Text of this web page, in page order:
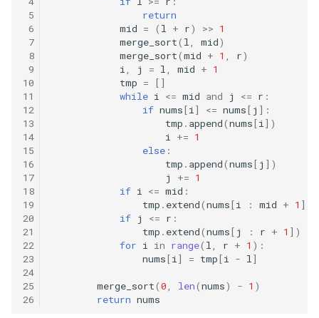
39. 数组中出现次数超过一半
的数字
40. 最小的 k 个数
41. 数据流中的中位数
42. 连续子数组的最大和
43. 1 ～ n 整数中 1 出现的次
44. 数字序列中某一位的数字
45. 把数组排成最小的数
46. 把数字翻译成字符串
37. 小行星碰撞
38. 每日温度
39. 直方图最大矩形面积
40. 矩阵中最大的矩形
41. 滑动窗口的平均值
42. 最近请求次数
43. 往完全二叉树添加节点
44. 二叉树每层的最大值
45. 二叉树最底层最左边的值
8.1. 三步问题
8.2. 迷路的机器人
8.3. 魔术索引
8.4. 幂集
8.5. 递归乘法
8.6. 汉诺塔问题
8.7. 无重复字符串的排列组合
8.8. 有重复字符串的排列组合
5
6
7
8
9
10
11
12
13
14
15
16
17
18
19
20
21
22
23
24
25
26
return
mid = ( l + r) >> 1
merge_sort( l, mid)
merge_sort(mid + 1 , r)
i, j = l, mid + 1
tmp =
[]
while i <= mid and j <= r :
if nums[i] <= nums[ j ]:
tmp . append(nums[i])
i += 1
else :
tmp . append(nums[ j ])
j
+= 1
if i <= mid :
tmp . extend(nums[i : mid + 1 ])
if j <= r :
tmp . extend(nums[ j : r + 1 ])
for i in range( l, r + 1 ):
nums[i] = tmp[i - l]
merge_sort(0, len(nums) - 1 )
return nums